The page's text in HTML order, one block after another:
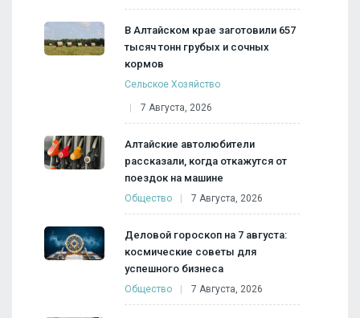
В Алтайском крае заготовили 657
тысяч тонн грубых и сочных
кормов
Сельское Хозяйство
7 Августа, 2026
Алтайские автолюбители
рассказали, когда откажутся от
поездок на машине
Общество 7 Августа, 2026
Деловой гороскоп на 7 августа:
космические советы для
успешного бизнеса
Общество 7 Августа, 2026